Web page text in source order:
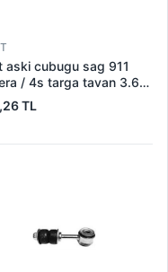
aski cubugu sag 911
/ 4s targa tavan 3.6
99734307403
TL